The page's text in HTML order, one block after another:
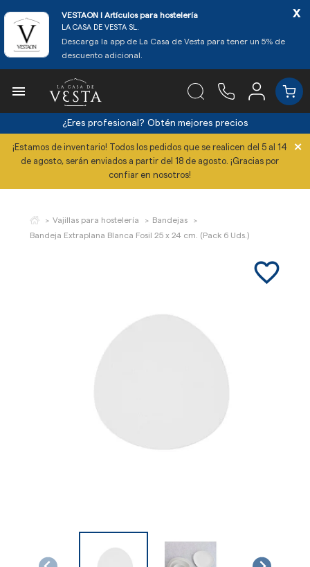
VESTAON l Artículos para hostelería
LA CASA DE VESTA SL.
Descarga la app de La Casa de Vesta para tener un 5% de
descuento adicional.
x

¿Eres profesional? Obtén mejores precios
¡Estamos de inventario! Todos los pedidos que se realicen del 5 al 14
de agosto, serán enviados a partir del 18 de agosto. ¡Gracias por
confiar en nosotros!
×
Vajillas para hostelería
Bandejas
Bandeja Extraplana Blanca Fosil 25 x 24 cm. (Pack 6 Uds.)
favorite_border